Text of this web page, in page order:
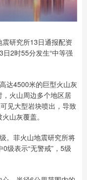
研究所13日通报配资
2时55分发生“中等强
达4500米的巨型火山灰
火山周边多个地区居
见大型岩块喷出，导致
山灰覆盖。
菲火山地震研究所将
级表示“无警戒”，5级